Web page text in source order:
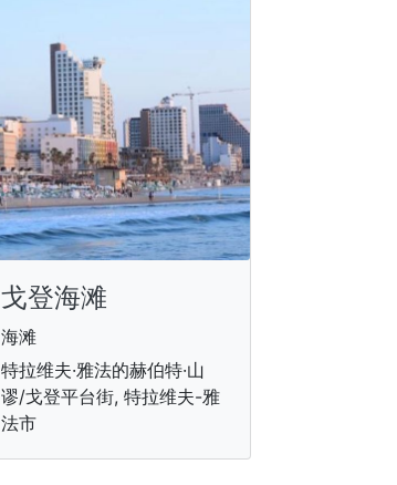
戈登海滩
海滩
特拉维夫·雅法的赫伯特·山
谬/戈登平台街, 特拉维夫-雅
法市